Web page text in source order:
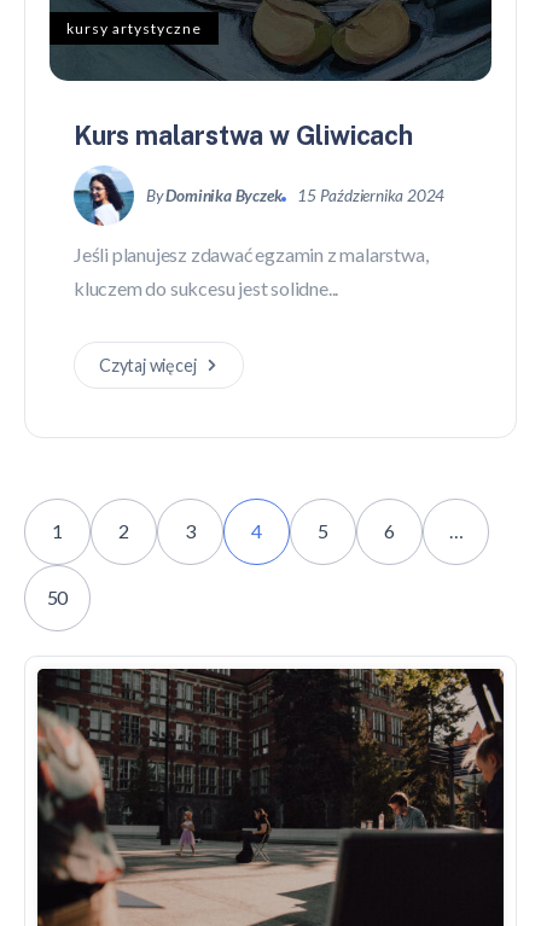
kursy artystyczne
Kurs malarstwa w Gliwicach
ByDominika Byczek 15 Października 2024
Jeśli planujesz zdawać egzamin z malarstwa,
kluczem do sukcesu jest solidne...
Czytaj więcej
1 2 3 4 5 6 …
50